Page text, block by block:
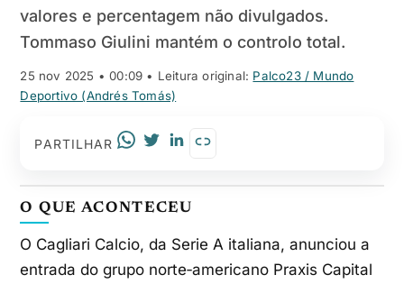
valores e percentagem não divulgados.
Tommaso Giulini mantém o controlo total.
25 nov 2025 • 00:09 • Leitura original: Palco23 / Mundo
Deportivo (Andrés Tomás)
PARTILHAR
O QUE ACONTECEU
O Cagliari Calcio, da Serie A italiana, anunciou a
entrada do grupo norte‑americano Praxis Capital